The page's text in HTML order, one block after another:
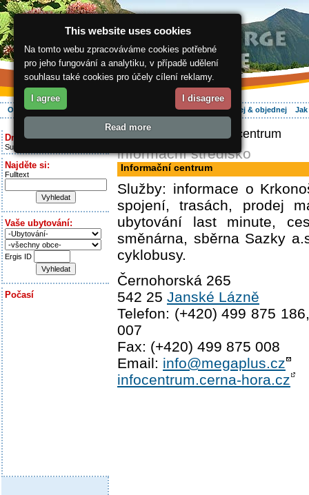
O regionu Aktivně Ubytování Hledej & objednej
Dnes je:
Sunday 9.08.2026
Najděte si:
Fulltext
Vaše ubytování:
Ergis ID
Počasí
ergis.cz > Informační centrum
informační středisko
Informační centrum
Služby: informace o
spojení, trasách, prodej
ubytování last minute,
směnárna, sběrna Sazky
cyklobusy.
Černohorská 265
542 25 Janské Lázně
Telefon: (+420) 499 875
007
Fax: (+420) 499 875 008
Email: info@megaplus.cz
infocentrum.cerna-hora.cz
This website uses cookies
Na tomto webu zpracováváme cookies potřebné
pro jeho fungování a analytiku, v případě udělení
souhlasu také cookies pro účely cílení reklamy.
I agree I disagree
Read more